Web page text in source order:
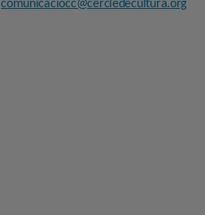
comunicaciocc@cercledecultura.org